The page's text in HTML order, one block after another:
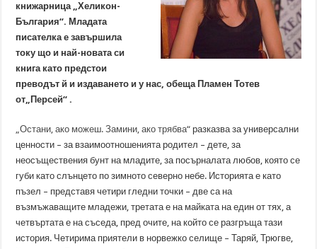
книжарница „Хеликон-
България“. Младата
писателка е завършила
току що и най-новата си
книга като предстои
преводът й и издаването и у нас, обеща Пламен Тотев
от„Персей“ .
„Остани, ако можеш. Замини, ако трябва“ разказва за универсални
ценности – за взаимоотношенията родител – дете, за
неосъществения бунт на младите, за посърналата любов, която се
губи като слънцето по зимното северно небе. Историята е като
пъзел – представя четири гледни точки – две са на
възмъжаващите младежи, третата е на майката на един от тях, а
четвъртата е на съседа, пред очите, на който се разгръща тази
история. Четирима приятели в норвежко селище – Таряй, Трюгве,